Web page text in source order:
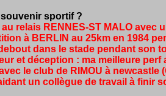
sportif ?
relais RENNES-ST MALO avec
à BERLIN au 25km en 1984
dans le stade pendant son
et déception : ma meilleure
le club de RIMOU à newcastle
un collègue de travail à finir